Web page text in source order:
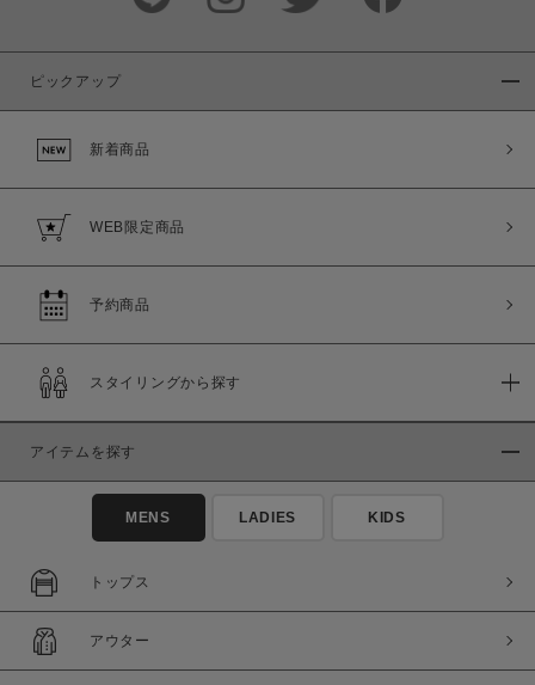
ピックアップ
新着商品
WEB限定商品
予約商品
スタイリングから探す
アイテムを探す
MENS LADIES KIDS
トップス
アウター